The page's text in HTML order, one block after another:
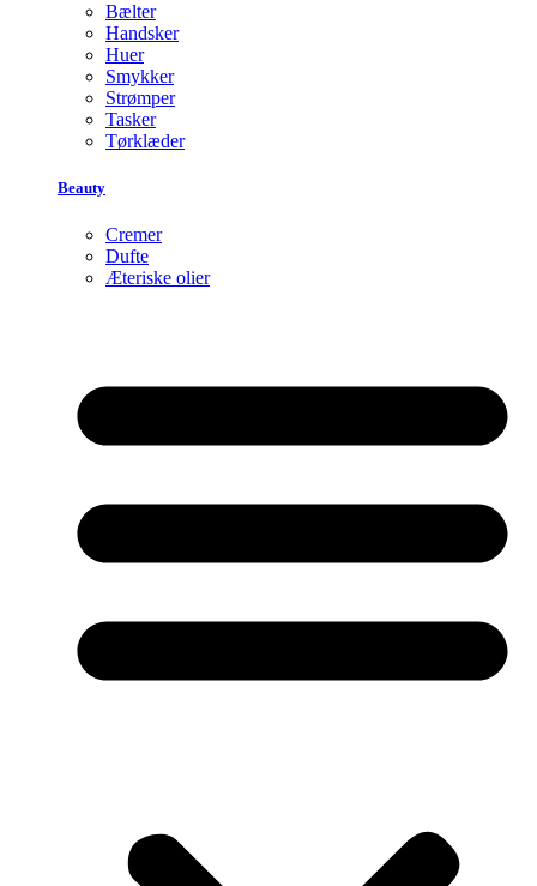
Bælter
Handsker
Huer
Smykker
Strømper
Tasker
Tørklæder
Beauty
Cremer
Dufte
Æteriske olier